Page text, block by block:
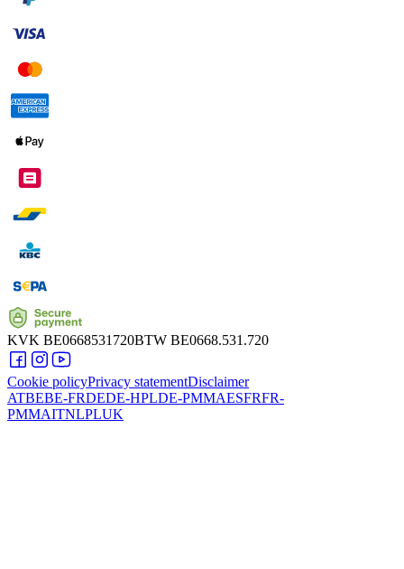
KVK BE0668531720BTW BE0668.531.720
Cookie policyPrivacy statementDisclaimer
ATBEBE-FRDEDE-HPLDE-PMMAESFRFR-
PMMAITNLPLUK